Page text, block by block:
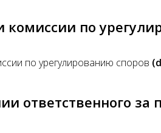
комиссии по
по урегулированию споров
ответственного